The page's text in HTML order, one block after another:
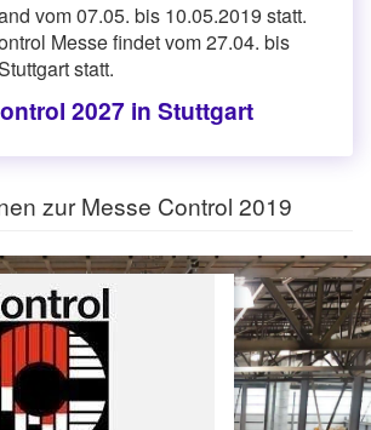
vom 07.05. bis 10.05.2019 statt.
Messe findet vom 27.04. bis
statt.
2027 in Stuttgart
zur Messe Control 2019